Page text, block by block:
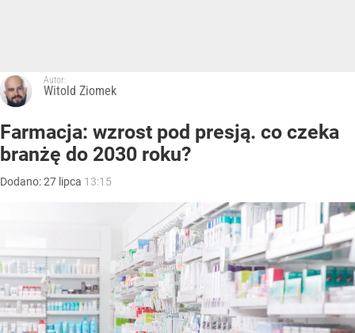
Autor:
Witold Ziomek
Farmacja: wzrost pod presją. co czeka
branżę do 2030 roku?
Dodano:27 lipca 13:15